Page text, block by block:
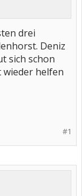
drei
Deniz
sich schon
helfen
#1